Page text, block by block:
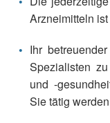
Arzneimitteln
Ihr
Spezialisten
und -
Sie tätig werden